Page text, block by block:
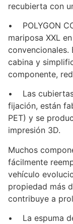
recubierta con
• POLYGON
mariposa XXL
convencionales.
cabina y
componente,
• Las cubiertas
fijación, están
PET) y se
impresión 3D.
Muchos
fácilmente
vehículo
propiedad más
contribuye a
• La espuma